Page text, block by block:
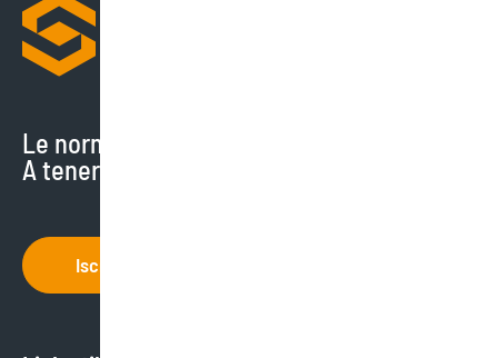
Le normative cambiano di continuo.
A tenerti aggiornato ci pensiamo noi.
Iscriviti